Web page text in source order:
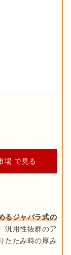
場 で見る
るジャバラ式の
汎用性抜群のア
たたみ時の厚み